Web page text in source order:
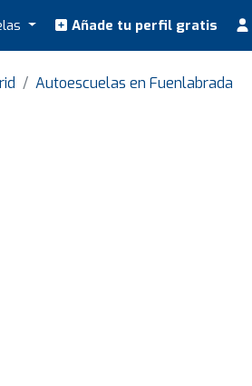
Añade tu perfil gratis
Autoescuelas en Fuenlabrada